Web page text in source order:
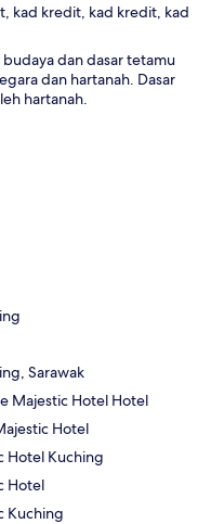
kad kredit, kad kredit, kad
dan dasar tetamu
dan hartanah. Dasar
hartanah.
Sarawak
Majestic Hotel Hotel
Hotel
Hotel Kuching
Hotel
Kuching